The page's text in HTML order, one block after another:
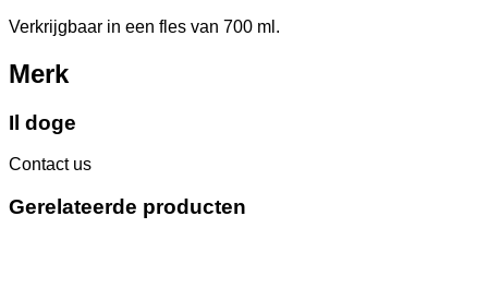
Verkrijgbaar in een fles van 700 ml.
Merk
Il doge
Contact us
Gerelateerde producten